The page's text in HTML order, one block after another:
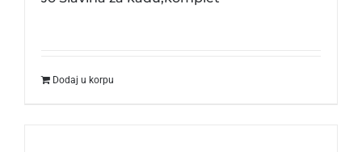
Dodaj u korpu